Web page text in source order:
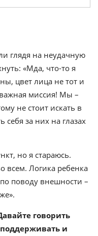
глядя на неудачную
«Мда, что-то я
цвет лица не тот и
миссия! Мы –
не стоит искать в
себя за них на глазах
но я стараюсь.
всем. Логика ребенка
поводу внешности –
говорить
поддерживать и